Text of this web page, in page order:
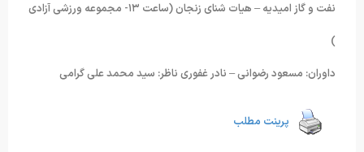
نفت و گاز امیدیه – هیات شنای زنجان (ساعت ١٣- مجموعه ورزشی آزادی
)
داوران: مسعود رضوانی – نادر غفوری ناظر: سید محمد علی گرامی
پرینت مطلب